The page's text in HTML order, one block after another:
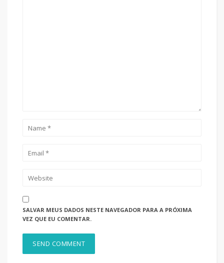
SALVAR MEUS DADOS NESTE NAVEGADOR PARA A PRÓXIMA
VEZ QUE EU COMENTAR.